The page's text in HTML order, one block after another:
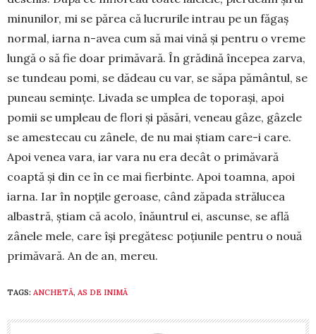
minunilor, mi se părea că lucrurile intrau pe un făgaș
nor­mal, iarna n-avea cum să mai vină și pen­tru o vreme
lun­gă o să fie doar pri­mă­vară. În gră­di­nă înce­pea zarva,
se tun­deau pomi, se dădeau cu var, se săpa pă­­­mân­tul, se
pu­neau semințe. Li­va­da se um­plea de toporași, apoi
pomii se um­­pleau de flori și pă­sări, ve­neau gâze, gâzele
se ames­tecau cu zâ­nele, de nu mai știam care-i ca­re.
Apoi ve­nea vara, iar vara nu era decât o pri­­măvară
coap­tă și din ce în ce mai fier­bin­te. Apoi toam­na, apoi
iarna. Iar în nopțile geroase, când zăpada stră­lu­cea
albastră, știam că acolo, înă­un­trul ei, ascun­se, se află
zânele mele, care își pregătesc poțiu­nile pen­tru o nouă
pri­mă­­va­ră. An de an, mereu.
TAGS: ANCHETĂ, AS DE INIMĂ